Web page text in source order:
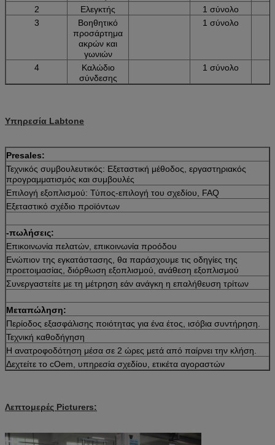
2 Ελεγκτής
1 σύνολο
3
Βοηθητικό
προσάρτημα
ακρών και
γωνιών
1 σύνολο
4
Καλώδιο
σύνδεσης
1 σύνολο
Υπηρεσία Labtone
Presales:
Τεχνικός συμβουλευτικός: Εξεταστική μέθοδος, εργαστηριακός
προγραμματισμός και συμβουλές
Επιλογή εξοπλισμού: Τύπος-επιλογή του σχεδίου, FAQ
Εξεταστικό σχέδιο προϊόντων
-πωλήσεις:
Επικοινωνία πελατών, επικοινωνία προόδου
Ενώπιον της εγκατάστασης, θα παράσχουμε τις οδηγίες της
προετοιμασίας, διόρθωση εξοπλισμού, ανάθεση εξοπλισμού
Συνεργαστείτε με τη μέτρηση εάν ανάγκη η επαλήθευση τρίτων
Μεταπώληση:
Περίοδος εξασφάλισης ποιότητας για ένα έτος, ισόβια συντήρηση.
Τεχνική καθοδήγηση
Η ανατροφοδότηση μέσα σε 2 ώρες μετά από παίρνει την κλήση.
Δεχτείτε το cOem, υπηρεσία σχεδίου, ετικέτα αγοραστών
Λεπτομερές Picturers: